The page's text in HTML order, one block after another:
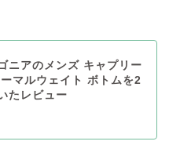
ニアのメンズ キャプリー
マルウェイト ボトムを2
たレビュー